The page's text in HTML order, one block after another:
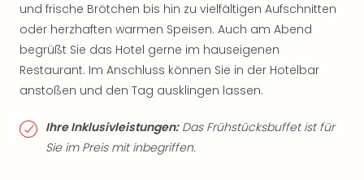
und frische Brötchen bis hin zu vielfältigen Aufschnitten
oder herzhaften warmen Speisen. Auch am Abend
begrüßt Sie das Hotel gerne im hauseigenen
Restaurant. Im Anschluss können Sie in der Hotelbar
anstoßen und den Tag ausklingen lassen.
Ihre Inklusivleistungen:Das Frühstücksbuffet ist für
Sie im Preis mit inbegriffen.